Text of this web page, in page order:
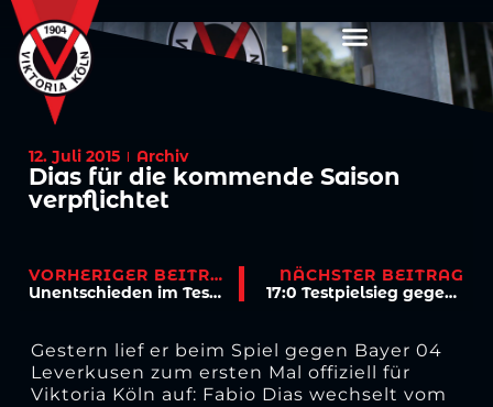
12. Juli 2015 Archiv
Dias für die kommende Saison
verpflichtet
VORHERIGER BEITRAG
Unentschieden im Test gegen Bayer Leverkusen
NÄCHSTER BEITRAG
17:0 Testpielsieg gegen Rheingold Poll
Gestern lief er beim Spiel gegen Bayer 04
Leverkusen zum ersten Mal offiziell für
Viktoria Köln auf: Fabio Dias wechselt vom